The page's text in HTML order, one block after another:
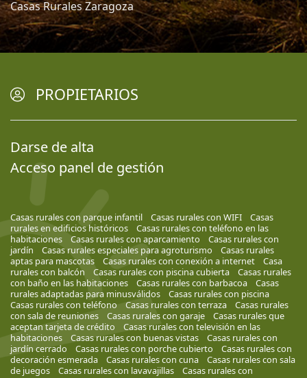
Casas Rurales Zaragoza
PROPIETARIOS
Darse de alta
Acceso panel de gestión
Casas rurales con parque infantil Casas rurales con WIFI
Casas
rurales en edificios históricos
Casas rurales con teléfono en las
habitaciones
Casas rurales con aparcamiento
Casas rurales con
jardín
Casas rurales especiales para agroturismo
Casas rurales
aptas para mascotas
Casas rurales con conexión a internet
Casa
rurales con balcón
Casas rurales con piscina cubierta
Casas rurales
con baño en las habitaciones
Casas rurales con barbacoa
Casas
rurales adaptadas para minusválidos
Casas rurales con piscina
Casas rurales con teléfono
Casas rurales con terraza
Casas rurales
con sala de reuniones
Casas rurales con garaje
Casas rurales que
aceptan tarjeta de crédito
Casas rurales con televisión en las
habitaciones
Casas rurales con buenas vistas
Casas rurales con
jardín cerrado
Casas rurales con porche cubierto
Casas rurales con
decoración esmerada
Casas rurales con cuna
Casas rurales con sala
de juegos
Casas rurales con lavavajillas
Casas rurales con